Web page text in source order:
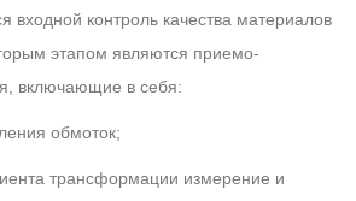
входной контроль качества материалов
этапом являются приемо-
включающие в себя:
обмоток;
трансформации измерение и